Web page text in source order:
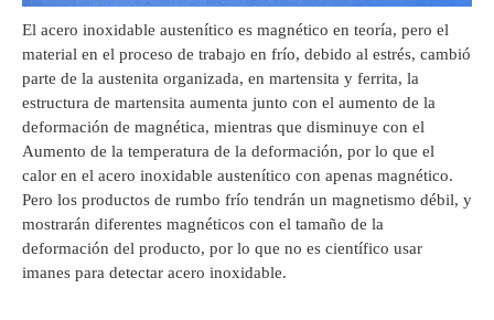
El acero inoxidable austenítico es magnético en teoría, pero el
material en el proceso de trabajo en frío, debido al estrés, cambió
parte de la austenita organizada, en martensita y ferrita, la
estructura de martensita aumenta junto con el aumento de la
deformación de magnética, mientras que disminuye con el
Aumento de la temperatura de la deformación, por lo que el
calor en el acero inoxidable austenítico con apenas magnético.
Pero los productos de rumbo frío tendrán un magnetismo débil, y
mostrarán diferentes magnéticos con el tamaño de la
deformación del producto, por lo que no es científico usar
imanes para detectar acero inoxidable.